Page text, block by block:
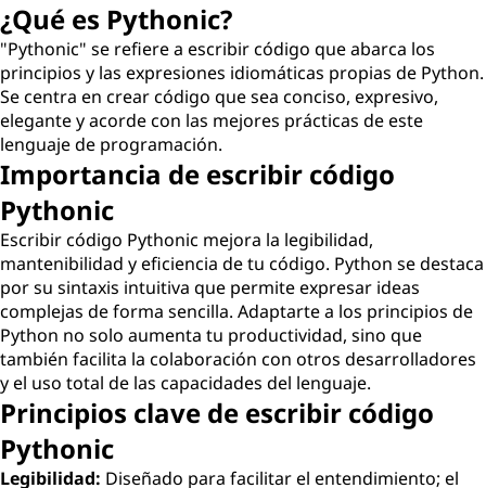
¿Qué es Pythonic?
"Pythonic" se refiere a escribir código que abarca los
principios y las expresiones idiomáticas propias de Python.
Se centra en crear código que sea conciso, expresivo,
elegante y acorde con las mejores prácticas de este
lenguaje de programación.
Importancia de escribir código
Pythonic
Escribir código Pythonic mejora la legibilidad,
mantenibilidad y eficiencia de tu código. Python se destaca
por su sintaxis intuitiva que permite expresar ideas
complejas de forma sencilla. Adaptarte a los principios de
Python no solo aumenta tu productividad, sino que
también facilita la colaboración con otros desarrolladores
y el uso total de las capacidades del lenguaje.
Principios clave de escribir código
Pythonic
Legibilidad: Diseñado para facilitar el entendimiento; el